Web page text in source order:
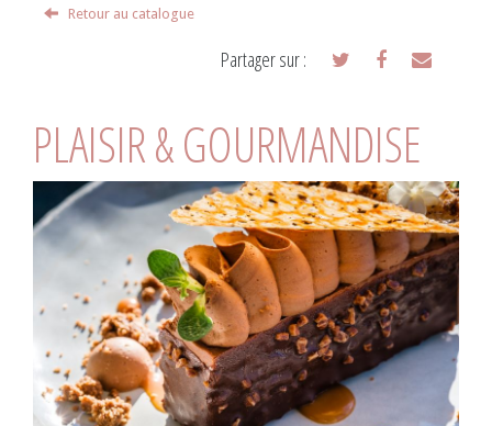
Retour au catalogue
Partager sur :
PLAISIR & GOURMANDISE